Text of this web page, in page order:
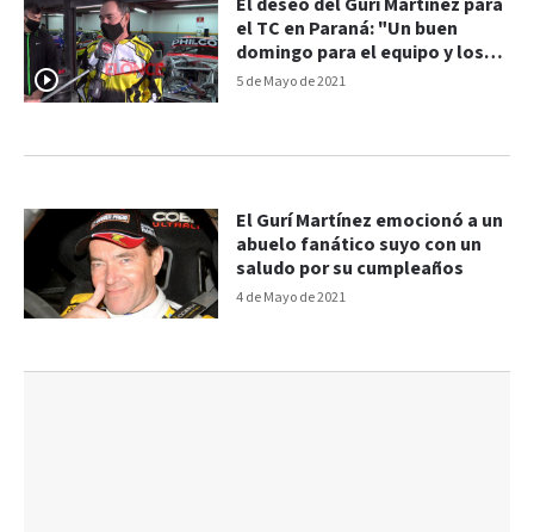
5 de Mayo de 2021
El deseo del Gurí Martínez para
el TC en Paraná: "Un buen
domingo para el equipo y los
pilotos locales"
4 de Mayo de 2021
El Gurí Martínez emocionó a un
abuelo fanático suyo con un
saludo por su cumpleaños